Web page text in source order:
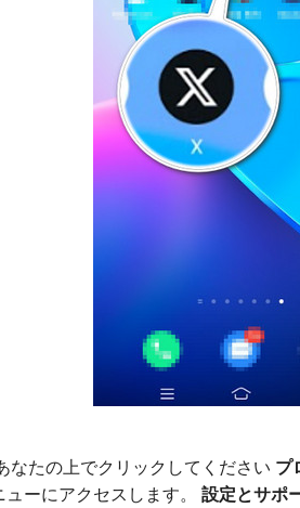
なたの上でクリックしてください プ
ューにアクセスします。 設定とサポ